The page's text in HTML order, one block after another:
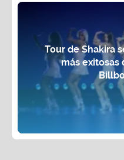
Tour de Shakira
más exitosas